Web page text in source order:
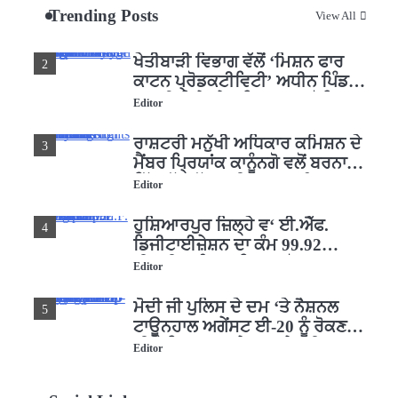
Trending Posts View All
ਜਗਾਈ ਜਾਗਰੂਕਤਾ
Editor
2
ਖੇਤੀਬਾੜੀ ਵਿਭਾਗ ਵੱਲੋਂ ‘ਮਿਸ਼ਨ ਫਾਰ
ਕਾਟਨ ਪ੍ਰੋਡਕਟੀਵਿਟੀ’ ਅਧੀਨ ਪਿੰਡ
ਬਧਾਈ ਵਿਖੇ ‘ਖੇਤ ਦਿਵਸ’ ਆਯੋਜਿਤ
Editor
3
ਰਾਸ਼ਟਰੀ ਮਨੁੱਖੀ ਅਧਿਕਾਰ ਕਮਿਸ਼ਨ ਦੇ
ਮੈਂਬਰ ਪ੍ਰਿਯਾਂਕ ਕਾਨੂੰਨਗੋ ਵਲੋਂ ਬਰਨਾਲਾ
ਵਿੱਚ ਵੱਖ-ਵੱਖ ਸਕੀਮਾਂ ਦਾ ਜਾਇਜ਼ਾ
Editor
4
ਹੁਸ਼ਿਆਰਪੁਰ ਜ਼ਿਲ੍ਹੇ ਵ‘ ਈ.ਐੱਫ.
ਡਿਜੀਟਾਈਜ਼ੇਸ਼ਨ ਦਾ ਕੰਮ 99.92
ਫੀਸਦੀ ਮੁਕੰਮਲ: ਜ਼ਿਲ੍ਹਾ ਚੋਣ ਅਫ਼ਸਰ
Editor
5
ਮੋਦੀ ਜੀ ਪੁਲਿਸ ਦੇ ਦਮ ‘ਤੇ ਨੈਸ਼ਨਲ
ਟਾਊਨਹਾਲ ਅਗੇਂਸਟ ਈ-20 ਨੂੰ ਰੋਕਣ
ਦੀ ਕੋਸ਼ਿਸ਼ ਕਰ ਰਹੇ ਹਨ- ਕੇਜਰੀਵਾਲ
Editor